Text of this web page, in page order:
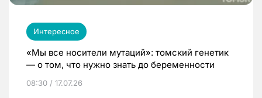
Интересное
«Мы все носители мутаций»: томский генетик
— о том, что нужно знать до беременности
08:30 / 17.07.26